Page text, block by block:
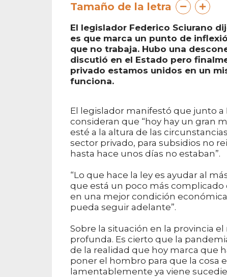
Tamaño de la letra
El legislador Federico Sciurano
es que marca un punto de
que no trabaja. Hubo una
discutió en el Estado pero
privado estamos unidos en un
funciona.
El legislador manifestó que junto
consideran que “hoy hay un gran
esté a la altura de las
sector privado, para subsidios no
hasta hace unos días no estaban”.
“Lo que hace la ley es ayudar al
que está un poco más complicado
en una mejor condición
pueda seguir adelante”.
Sobre la situación en la provincia
profunda. Es cierto que la
de la realidad que hoy marca que
poner el hombro para que la cosa
lamentablemente ya viene